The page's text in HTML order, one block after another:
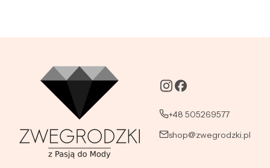
+48 505269577
shop@zwegrodzki.pl